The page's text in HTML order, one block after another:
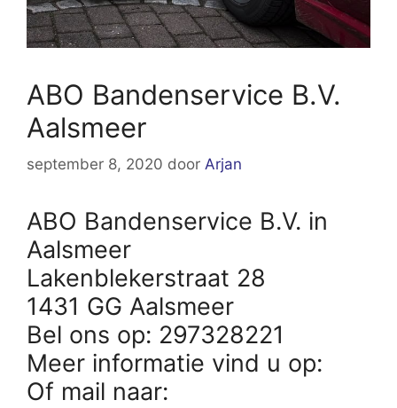
ABO Bandenservice B.V.
Aalsmeer
september 8, 2020 door Arjan
ABO Bandenservice B.V. in
Aalsmeer
Lakenblekerstraat 28
1431 GG Aalsmeer
Bel ons op: 297328221
Meer informatie vind u op:
Of mail naar: